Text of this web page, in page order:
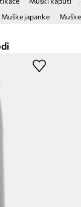
Muške japanke